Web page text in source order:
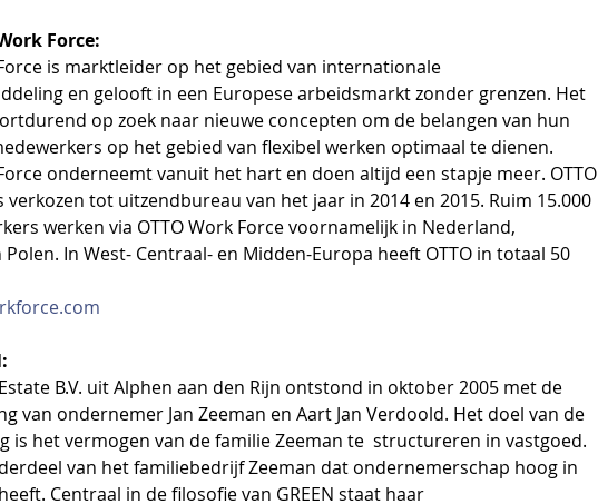
Force:
is marktleider op het gebied van internationale
en gelooft in een Europese arbeidsmarkt zonder grenzen. Het
op zoek naar nieuwe concepten om de belangen van hun
op het gebied van flexibel werken optimaal te dienen.
onderneemt vanuit het hart en doen altijd een stapje meer. OTTO
verkozen tot uitzendbureau van het jaar in 2014 en 2015. Ruim 15.000
werken via OTTO Work Force voornamelijk in Nederland,
In West- Centraal- en Midden-Europa heeft OTTO in totaal 50
Estate B.V. uit Alphen aan den Rijn ontstond in oktober 2005 met de
van ondernemer Jan Zeeman en Aart Jan Verdoold. Het doel van de
is het vermogen van de familie Zeeman te  structureren in vastgoed.
van het familiebedrijf Zeeman dat ondernemerschap hoog in
Centraal in de filosofie van GREEN staat haar